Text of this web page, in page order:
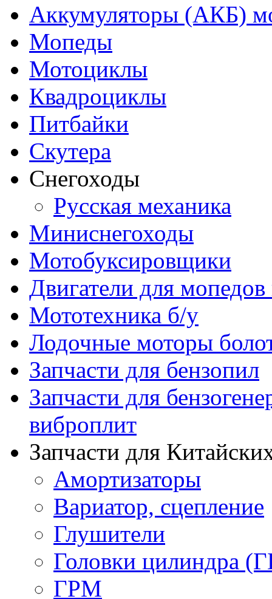
Аккумуляторы (АКБ)
Мопеды
Мотоциклы
Квадроциклы
Питбайки
Скутера
Снегоходы
Русская механика
Миниснегоходы
Мотобуксировщики
Двигатели для
Мототехника б/у
Лодочные моторы
Запчасти для бензопил
Запчасти для
виброплит
Запчасти для
Амортизаторы
Вариатор, сцепление
Глушители
Головки цилиндра
ГРМ